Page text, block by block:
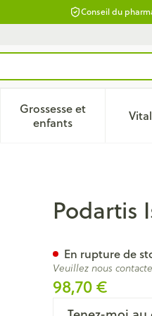
Conseil du
Beauté, soins et
menu pour la
Grossesse et
enfantsAfficher le sous-
Noir 39
Podartis
98,70 €
En rupture de
Veuillez nous